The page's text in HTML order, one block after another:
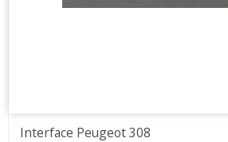
Interface Peugeot 308